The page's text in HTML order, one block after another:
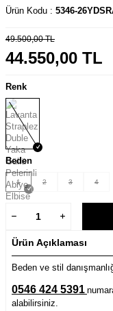
Ürün Kodu : 5346-
49.500,00TL
44.550,00 TL
Renk
Beden
1 2 3 4
Ürün Açıklaması
Beden ve stil
0546 424 5391
alabilirsiniz.